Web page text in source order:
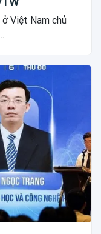
Việt Nam chủ